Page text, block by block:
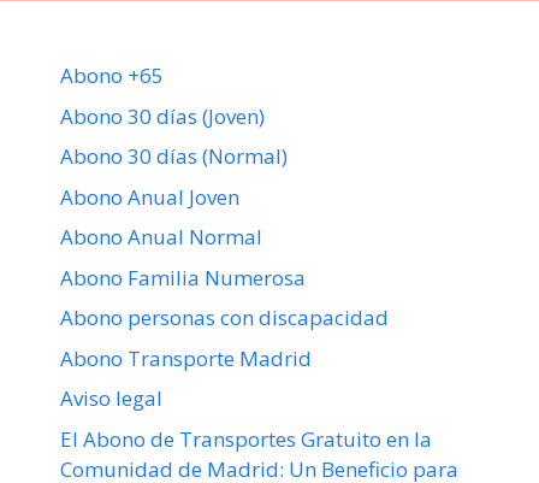
Abono +65
Abono 30 días (Joven)
Abono 30 días (Normal)
Abono Anual Joven
Abono Anual Normal
Abono Familia Numerosa
Abono personas con discapacidad
Abono Transporte Madrid
Aviso legal
El Abono de Transportes Gratuito en la
Comunidad de Madrid: Un Beneficio para